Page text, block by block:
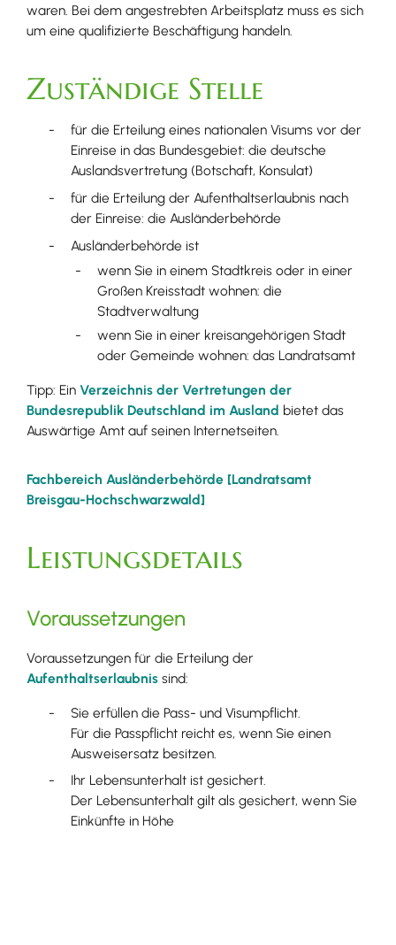
waren. Bei dem angestrebten Arbeitsplatz muss es sich
um eine qualifizierte Beschäftigung handeln.
Zuständige Stelle
für die Erteilung eines nationalen Visums vor der
Einreise in das Bundesgebiet: die deutsche
Auslandsvertretung (Botschaft, Konsulat)
für die Erteilung der Aufenthaltserlaubnis nach
der Einreise: die Ausländerbehörde
Ausländerbehörde ist
wenn Sie in einem Stadtkreis oder in einer
Großen Kreisstadt wohnen: die
Stadtverwaltung
wenn Sie in einer kreisangehörigen Stadt
oder Gemeinde wohnen: das Landratsamt
Tipp: Ein Verzeichnis der Vertretungen der
Bundesrepublik Deutschland im Ausland bietet das
Auswärtige Amt auf seinen Internetseiten.
Fachbereich Ausländerbehörde [Landratsamt
Breisgau-Hochschwarzwald]
Leistungsdetails
Voraussetzungen
Voraussetzungen für die Erteilung der
Aufenthaltserlaubnis sind:
Sie erfüllen die Pass- und Visumpflicht.
Für die Passpflicht reicht es, wenn Sie einen
Ausweisersatz besitzen.
Ihr Lebensunterhalt ist gesichert.
Der Lebensunterhalt gilt als gesichert, wenn Sie
Einkünfte in Höhe